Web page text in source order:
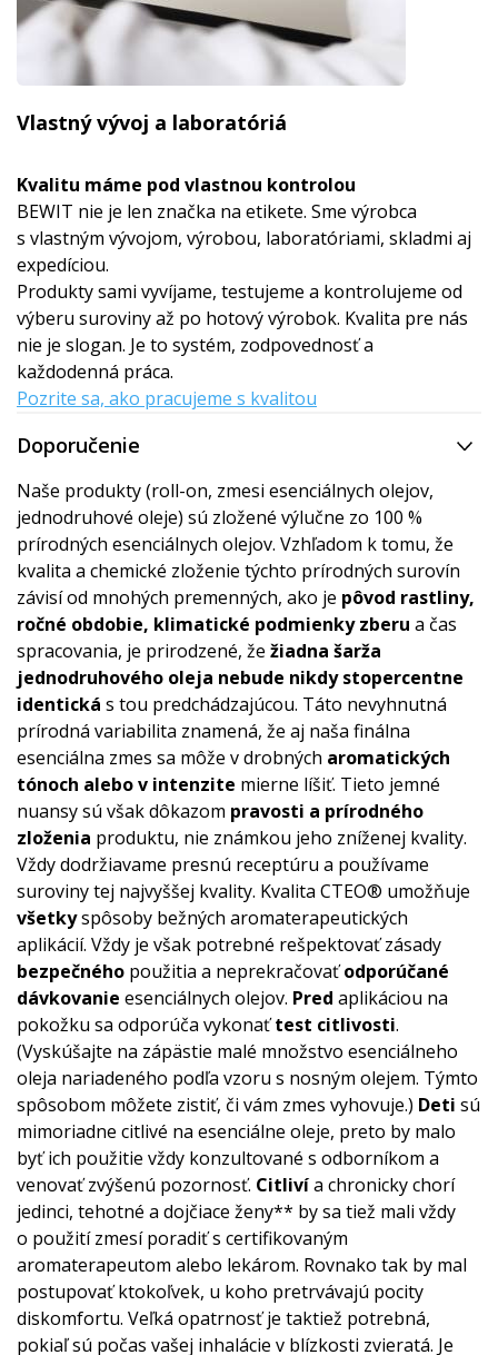
Vlastný vývoj a laboratóriá
Kvalitu máme pod vlastnou kontrolou
BEWIT nie je len značka na etikete. Sme výrobca
s vlastným vývojom, výrobou, laboratóriami, skladmi aj
expedíciou.
Produkty sami vyvíjame, testujeme a kontrolujeme od
výberu suroviny až po hotový výrobok. Kvalita pre nás
nie je slogan. Je to systém, zodpovednosť a
každodenná práca.
Pozrite sa, ako pracujeme s kvalitou
Doporučenie
Naše produkty (roll-on, zmesi esenciálnych olejov,
jednodruhové oleje) sú zložené výlučne zo 100 %
prírodných esenciálnych olejov. Vzhľadom k tomu, že
kvalita a chemické zloženie týchto prírodných surovín
závisí od mnohých premenných, ako je pôvod rastliny,
ročné obdobie, klimatické podmienky zberu a čas
spracovania, je prirodzené, že žiadna šarža
jednodruhového oleja nebude nikdy stopercentne
identická s tou predchádzajúcou. Táto nevyhnutná
prírodná variabilita znamená, že aj naša finálna
esenciálna zmes sa môže v drobných aromatických
tónoch alebo v intenzite mierne líšiť. Tieto jemné
nuansy sú však dôkazom pravosti a prírodného
zloženia produktu, nie známkou jeho zníženej kvality.
Vždy dodržiavame presnú receptúru a používame
suroviny tej najvyššej kvality. Kvalita CTEO® umožňuje
všetkyspôsoby bežných aromaterapeutických
aplikácií. Vždy je však potrebné rešpektovať zásady
bezpečného použitia a neprekračovaťodporúčané
dávkovanie esenciálnych olejov. Pred aplikáciou na
pokožku sa odporúča vykonaťtest citlivosti.
(Vyskúšajte na zápästie malé množstvo esenciálneho
oleja nariadeného podľa vzoru s nosným olejem. Týmto
spôsobom môžete zistiť, či vám zmes vyhovuje.) Deti sú
mimoriadne citlivé na esenciálne oleje, preto by malo
byť ich použitie vždy konzultované s odborníkom a
venovať zvýšenú pozornosť. Citlivía chronicky chorí
jedinci, tehotné a dojčiace ženy** by sa tiež mali vždy
o použití zmesí poradiť s certifikovaným
aromaterapeutom alebo lekárom. Rovnako tak by mal
postupovať ktokoľvek, u koho pretrvávajú pocity
diskomfortu. Veľká opatrnosť je taktiež potrebná,
pokiaľ sú počas vašej inhalácie v blízkosti zvieratá. Je